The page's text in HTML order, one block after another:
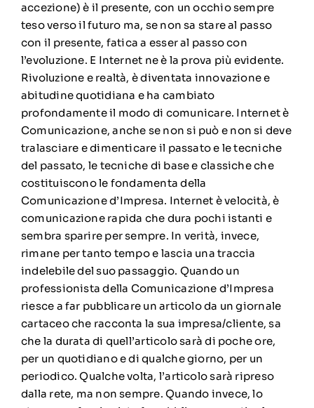
accezione) è il presente, con un occhio sempre
teso verso il futuro ma, se non sa stare al passo
con il presente, fatica a esser al passo con
l’evoluzione. E Internet ne è la prova più evidente.
Rivoluzione e realtà, è diventata innovazione e
abitudine quotidiana e ha cambiato
profondamente il modo di comunicare. Internet è
Comunicazione, anche se non si può e non si deve
tralasciare e dimenticare il passato e le tecniche
del passato, le tecniche di base e classiche che
costituiscono le fondamenta della
Comunicazione d’Impresa. Internet è velocità, è
comunicazione rapida che dura pochi istanti e
sembra sparire per sempre. In verità, invece,
rimane per tanto tempo e lascia una traccia
indelebile del suo passaggio. Quando un
professionista della Comunicazione d’Impresa
riesce a far pubblicare un articolo da un giornale
cartaceo che racconta la sua impresa/cliente, sa
che la durata di quell’articolo sarà di poche ore,
per un quotidiano e di qualche giorno, per un
periodico. Qualche volta, l’articolo sarà ripreso
dalla rete, ma non sempre. Quando invece, lo